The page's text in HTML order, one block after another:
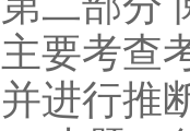
主要考查
并进行推